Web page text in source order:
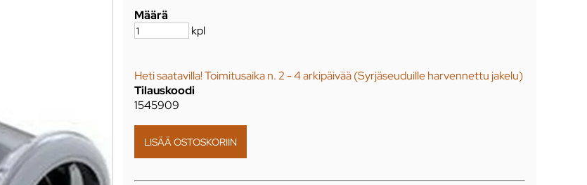
Määrä
kpl
Heti saatavilla! Toimitusaika n. 2 - 4 arkipäivää (Syrjäseuduille harvennettu jakelu)
Tilauskoodi
1545909